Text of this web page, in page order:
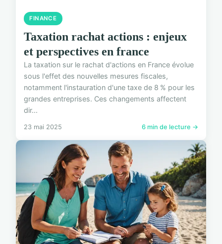
FINANCE
Taxation rachat actions : enjeux
et perspectives en france
La taxation sur le rachat d'actions en France évolue
sous l'effet des nouvelles mesures fiscales,
notamment l'instauration d'une taxe de 8 % pour les
grandes entreprises. Ces changements affectent
dir...
23 mai 2025 6 min de lecture →